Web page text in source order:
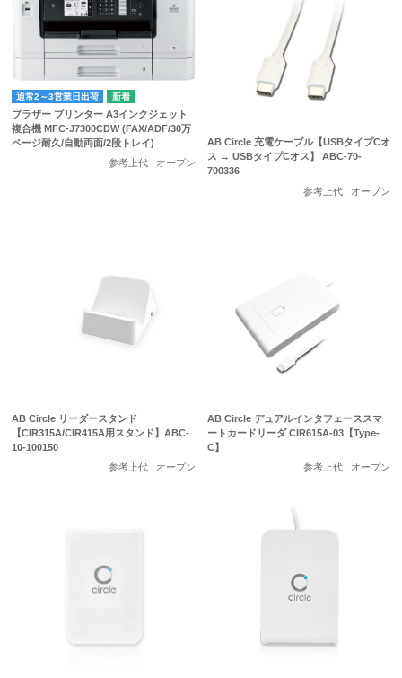
通常2～3営業日出荷
ブラザー プリンター A3インクジェット
複合機 MFC-J7300CDW (FAX/ADF/30万
ページ耐久/自動両面/2段トレイ)
参考上代
オープン
AB Circle 充電ケーブル【USBタイプCオ
ス → USBタイプCオス】 ABC-70-
700336
参考上代
オープン
AB Circle リーダースタンド
【CIR315A/CIR415A用スタンド】ABC-
10-100150
参考上代
オープン
AB Circle デュアルインタフェーススマ
ートカードリーダ CIR615A-03【Type-
C】
参考上代
オープン